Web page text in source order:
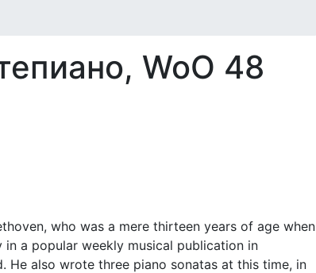
WoO 48
who was a mere thirteen years of age when
a popular weekly musical publication in
also wrote three piano sonatas at this time, in